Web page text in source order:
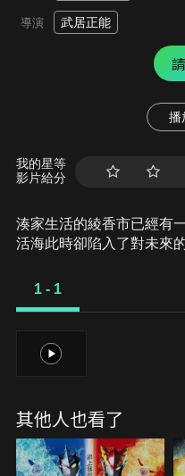
導演 武居正能
播
我的星等
影片給分
湊家生活的綾香市已經有
活海此時卻陷入了對未來
獸黑蜧，勇海和小陸分別
呼喚奇蹟…
1 - 1
1
其他人也看了